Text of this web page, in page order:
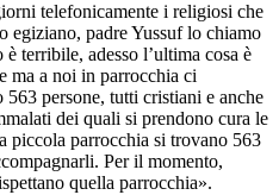
telefonicamente i religiosi che
egiziano, padre Yussuf lo chiamo
terribile, adesso l’ultima cosa è
ma a noi in parrocchia ci
persone, tutti cristiani e anche
dei quali si prendono cura le
piccola parrocchia si trovano 563
Per il momento,
quella parrocchia».